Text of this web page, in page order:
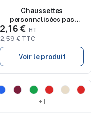
Chaussettes
personnalisées pas
chères Scrubit
2,16 €
2,59 € TTC
Voir le produit
Nouveau
+1